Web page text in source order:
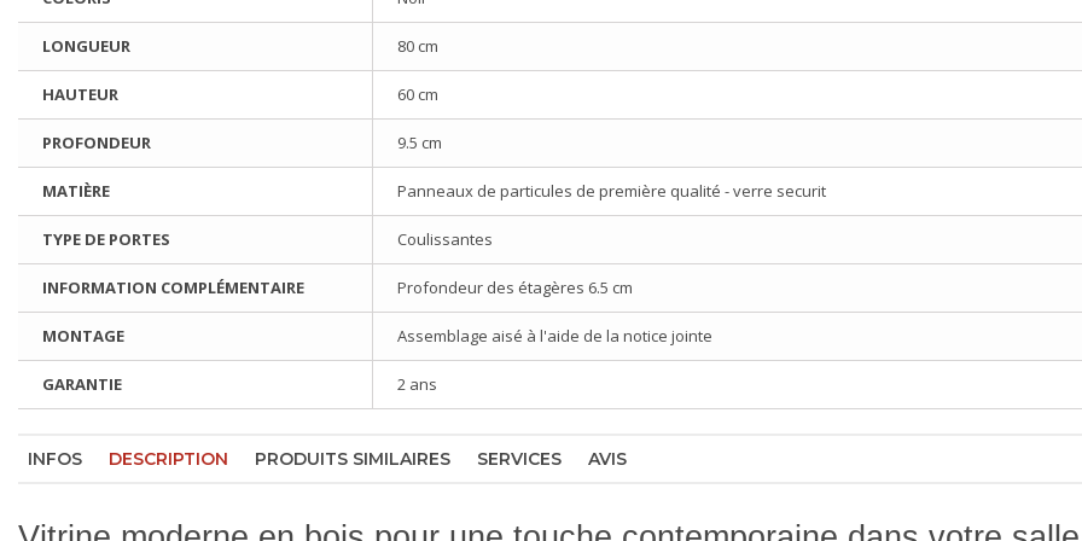
LONGUEUR 80 cm
HAUTEUR 60 cm
PROFONDEUR 9.5 cm
MATIÈRE Panneaux de particules de première qualité - verre securit
TYPE DE PORTES Coulissantes
INFORMATION COMPLÉMENTAIRE Profondeur des étagères 6.5 cm
MONTAGE Assemblage aisé à l'aide de la notice jointe
GARANTIE 2 ans
INFOS DESCRIPTION PRODUITS SIMILAIRES SERVICES AVIS